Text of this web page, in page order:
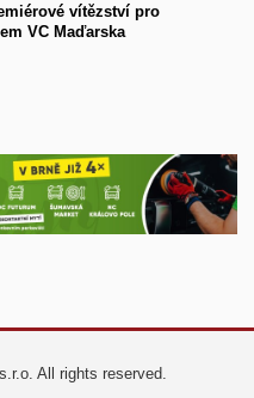
vítězství pro
VC Maďarska
All rights reserved.